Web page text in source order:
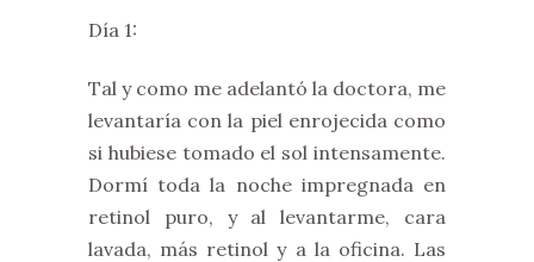
Día 1:
Tal y como me adelantó la doctora, me
levantaría con la piel enrojecida como
si hubiese tomado el sol intensamente.
Dormí toda la noche impregnada en
retinol puro, y al levantarme, cara
lavada, más retinol y a la oficina. Las